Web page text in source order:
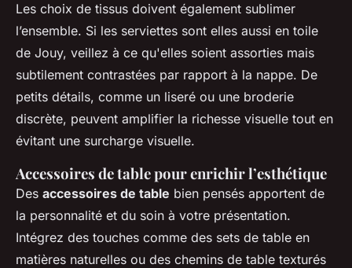
Les choix de tissus doivent également sublimer
l’ensemble. Si les serviettes sont elles aussi en toile
de Jouy, veillez à ce qu'elles soient assorties mais
subtilement contrastées par rapport à la nappe. De
petits détails, comme un liseré ou une broderie
discrète, peuvent amplifier la richesse visuelle tout en
évitant une surcharge visuelle.
Accessoires de table pour enrichir l’esthétique
Des accessoires de table bien pensés apportent de
la personnalité et du soin à votre présentation.
Intégrez des touches comme des sets de table en
matières naturelles ou des chemins de table texturés